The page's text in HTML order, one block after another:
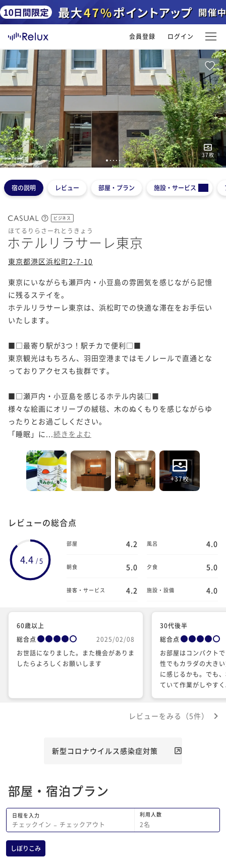
会員登録 ログイン
37枚
1 2 3 4 5
宿の説明 レビュー 部屋・プラン 施設・サービス
ビジネス
ほてるりらさーれとうきょう
ホテルリラサーレ東京
東京都港区浜松町2-7-10
東京にいながらも瀬戸内・小豆島の雰囲気を感じながら記憶
に残るステイを。
ホテルリラサーレ東京は、浜松町での快適な滞在をお手伝い
いたします。
■□最寄り駅が3つ！駅チカで便利□■
東京観光はもちろん、羽田空港まではモノレールで直通とな
っておりアクセスも抜群です。
■□瀬戸内・小豆島を感じるホテル内装□■
様々な絵画にオリーブの絨毯、木のぬくもりを感じながらゆ
ったりとお過ごしください。
「睡眠」に... 続きをよむ
+37枚
レビューの総合点
4.4 /5
部屋 4.2 風呂 4.0
朝食 5.0 夕食 5.0
接客・サービス 4.2 施設・設備 4.0
60歳以上
総合点
2025/02/08
お世話になりました。また機会がありま
したらよろしくお願いします
30代後半
総合点
お部屋はコンパクト
性でもカラダの大き
に感じるかも。でも
ていて作業がしやす
レビューをみる（5件）
新型コロナウイルス感染症対策
部屋・宿泊プラン
日程を入力
チェックイン − チェックアウト
利用人数
2名
しぼりこみ